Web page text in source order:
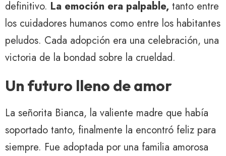
definitivo. La emoción era palpable, tanto entre
los cuidadores humanos como entre los habitantes
peludos. Cada adopción era una celebración, una
victoria de la bondad sobre la crueldad.
Un futuro lleno de amor
La señorita Bianca, la valiente madre que había
soportado tanto, finalmente la encontró feliz para
siempre. Fue adoptada por una familia amorosa